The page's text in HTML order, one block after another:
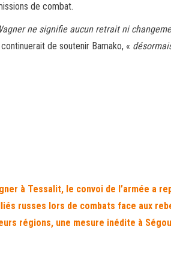
de combat.
ne signifie aucun retrait ni
de soutenir Bamako, «
à Tessalit, le convoi de l’armée a
russes lors de combats face aux
régions, une mesure inédite à Ségou